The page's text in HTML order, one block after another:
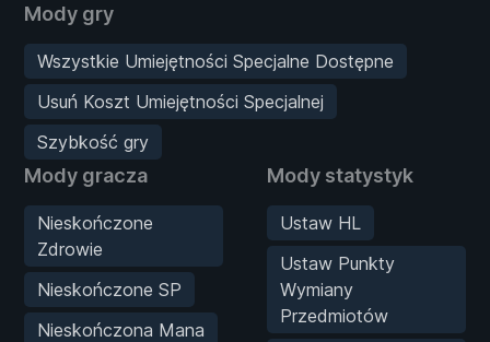
Mody gry
Wszystkie Umiejętności Specjalne Dostępne
Usuń Koszt Umiejętności Specjalnej
Szybkość gry
Mody gracza
Nieskończone
Zdrowie
Nieskończone SP
Nieskończona Mana
Mody statystyk
Ustaw HL
Ustaw Punkty
Wymiany
Przedmiotów